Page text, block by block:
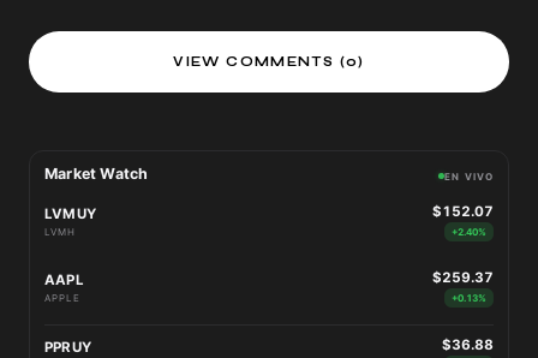
VIEW COMMENTS (0)
Market Watch EN VIVO
LVMUY
LVMH
$152.07
+2.40%
AAPL
APPLE
$259.37
+0.13%
PPRUY $36.88